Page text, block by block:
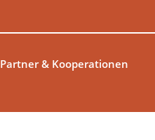
Partner & Kooperationen